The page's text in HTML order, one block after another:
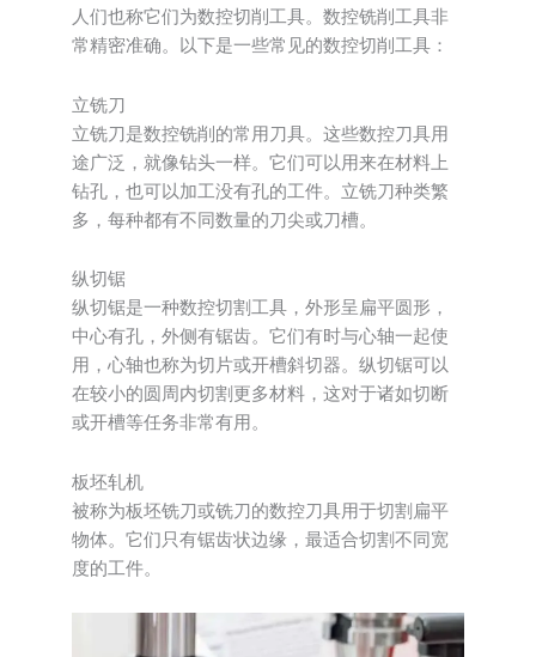
人们也称它们为数控切削工具。数控铣削工具非
常精密准确。以下是一些常见的数控切削工具：
立铣刀
立铣刀是数控铣削的常用刀具。这些数控刀具用
途广泛，就像钻头一样。它们可以用来在材料上
钻孔，也可以加工没有孔的工件。立铣刀种类繁
多，每种都有不同数量的刀尖或刀槽。
纵切锯
纵切锯是一种数控切割工具，外形呈扁平圆形，
中心有孔，外侧有锯齿。它们有时与心轴一起使
用，心轴也称为切片或开槽斜切器。纵切锯可以
在较小的圆周内切割更多材料，这对于诸如切断
或开槽等任务非常有用。
板坯轧机
被称为板坯铣刀或铣刀的数控刀具用于切割扁平
物体。它们只有锯齿状边缘，最适合切割不同宽
度的工件。